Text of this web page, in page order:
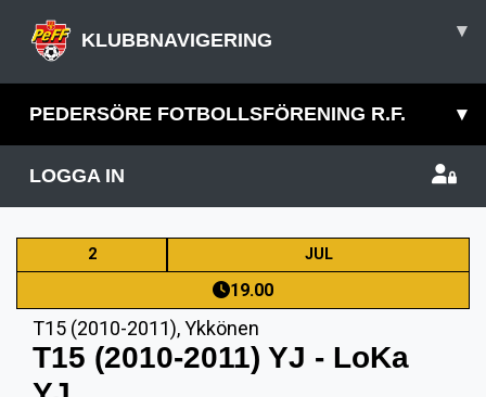
KLUBBNAVIGERING ▾
PEDERSÖRE FOTBOLLSFÖRENING R.F. ▾
LOGGA IN
2 JUL
19.00
T15 (2010-2011),Ykkönen
T15 (2010-2011) YJ - LoKa